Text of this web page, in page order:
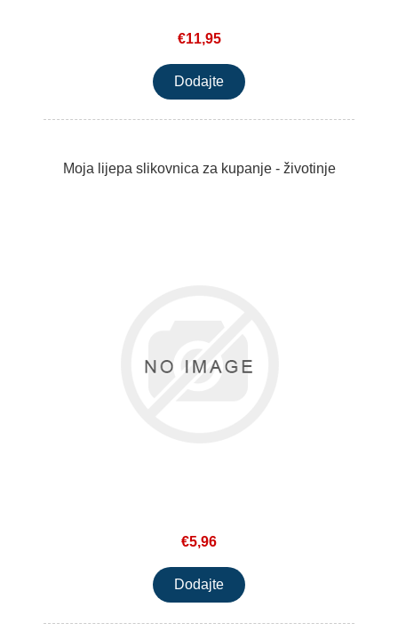
€11,95
Moja lijepa slikovnica za kupanje - životinje
€5,96